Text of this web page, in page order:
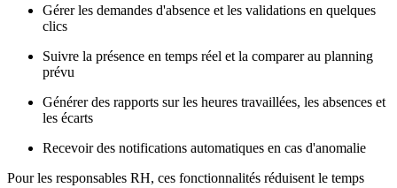
Gérer les demandes d'absence et les validations en quelques
clics
Suivre la présence en temps réel et la comparer au planning
prévu
Générer des rapports sur les heures travaillées, les absences et
les écarts
Recevoir des notifications automatiques en cas d'anomalie
Pour les responsables RH, ces fonctionnalités réduisent le temps